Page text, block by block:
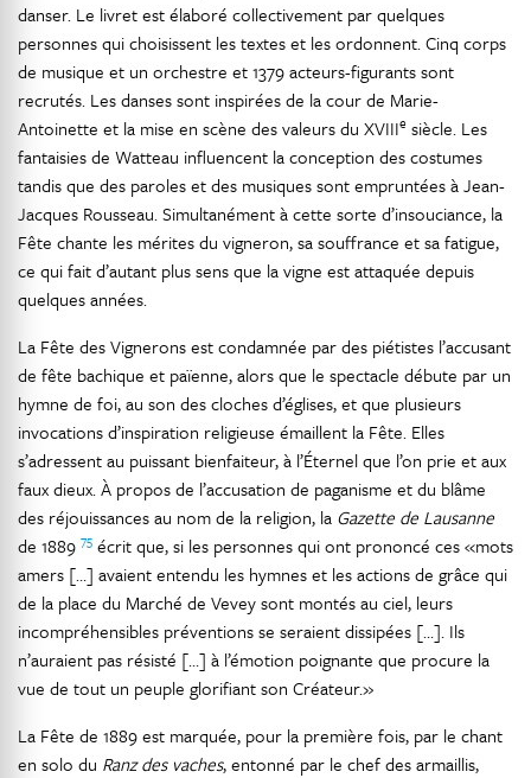
danser. Le livret est élaboré collectivement par quelques
personnes qui choisissent les textes et les ordonnent. Cinq corps
de musique et un orchestre et 1379 acteurs-figurants sont
recrutés. Les danses sont inspirées de la cour de Marie-
Antoinette et la mise en scène des valeurs du XVIIIe siècle. Les
fantaisies de Watteau influencent la conception des costumes
tandis que des paroles et des musiques sont empruntées à Jean-
Jacques Rousseau. Simultanément à cette sorte d’insouciance, la
Fête chante les mérites du vigneron, sa souffrance et sa fatigue,
ce qui fait d’autant plus sens que la vigne est attaquée depuis
quelques années.
La Fête des Vignerons est condamnée par des piétistes l’accusant
de fête bachique et païenne, alors que le spectacle débute par un
hymne de foi, au son des cloches d’églises, et que plusieurs
invocations d’inspiration religieuse émaillent la Fête. Elles
s’adressent au puissant bienfaiteur, à l’Éternel que l’on prie et aux
faux dieux. À propos de l’accusation de paganisme et du blâme
des réjouissances au nom de la religion, la Gazette de Lausanne
de 1889 75 écrit que, si les personnes qui ont prononcé ces «mots
amers […] avaient entendu les hymnes et les actions de grâce qui
de la place du Marché de Vevey sont montés au ciel, leurs
incompréhensibles préventions se seraient dissipées […]. Ils
n’auraient pas résisté […] à l’émotion poignante que procure la
vue de tout un peuple glorifiant son Créateur.»
La Fête de 1889 est marquée, pour la première fois, par le chant
en solo du Ranz des vaches, entonné par le chef des armaillis,